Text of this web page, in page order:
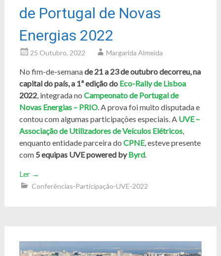
de Portugal de Novas
Energias 2022
25 Outubro, 2022 Margarida Almeida
No fim-de-semanade 21 a 23 de outubro decorreu, na
capital do país, a 1ª edição do Eco-Rally de Lisboa
2022, integrada no Campeonato de Portugal de
Novas Energias – PRIO. A prova foi muito disputada e
contou com algumas participações especiais. A UVE –
Associação de Utilizadores de Veículos Elétricos,
enquanto entidade parceira do CPNE, esteve presente
com 5 equipas UVE powered byByrd.
Ler →
Conferências-Participação-UVE-2022